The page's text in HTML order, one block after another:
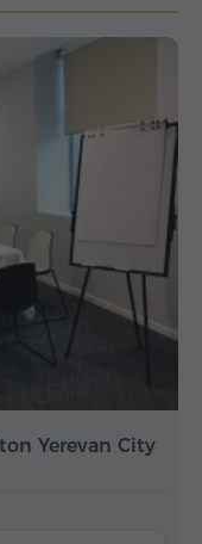
Yerevan City